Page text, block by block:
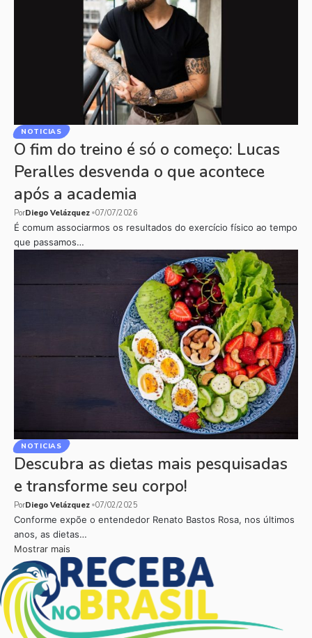
NOTICIAS
O fim do treino é só o começo: Lucas
Peralles desvenda o que acontece
após a academia
PorDiego Velázquez 07/07/2026
É comum associarmos os resultados do exercício físico ao tempo
que passamos…
NOTICIAS
Descubra as dietas mais pesquisadas
e transforme seu corpo!
PorDiego Velázquez 07/02/2025
Conforme expõe o entendedor Renato Bastos Rosa, nos últimos
anos, as dietas…
Mostrar mais